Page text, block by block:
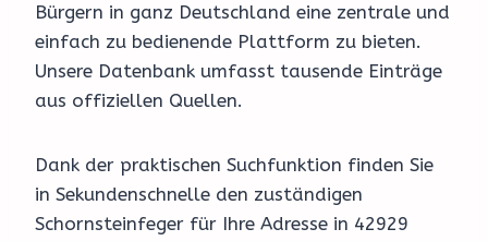
Bürgern in ganz Deutschland eine zentrale und
einfach zu bedienende Plattform zu bieten.
Unsere Datenbank umfasst tausende Einträge
aus offiziellen Quellen.
Dank der praktischen Suchfunktion finden Sie
in Sekundenschnelle den zuständigen
Schornsteinfeger für Ihre Adresse in 42929